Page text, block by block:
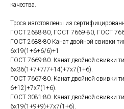
качества.
Троса изготовлены из
ГОСТ 2688-80, ГОСТ 7669-80, ГОСТ
ГОСТ 2688-80 Канат двойной свивки
6х19(1+6+6/6)+1
ГОСТ 7669-80. Канат двойной свивки
6х36(1+7+7/7+14)+7х7(1+6).
ГОСТ 7667-80. Канат двойной свивки
6+12)+7х7(1+6).
ГОСТ 3081-80. Канат двойной свивки
6х19(1+9+9)+7х7(1+6).